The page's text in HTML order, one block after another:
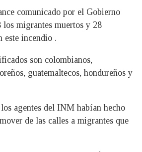
comunicado por el Gobierno
los migrantes muertos y 28
este incendio .
son colombianos,
guatemaltecos, hondureños y
agentes del INM habían hecho
de las calles a migrantes que